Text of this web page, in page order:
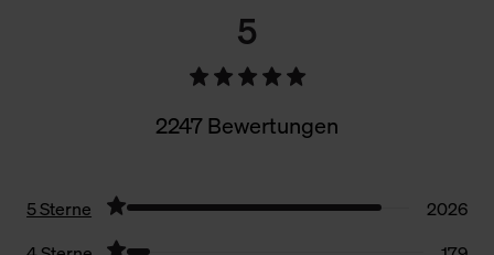
5
2247 Bewertungen
5 Sterne
2026